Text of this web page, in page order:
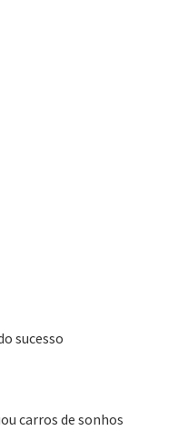
sucesso
carros de sonhos